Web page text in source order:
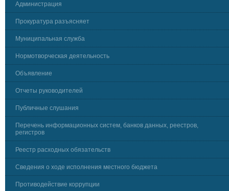
Администрация
Прокуратура разъясняет
Муниципальная служба
Нормотворческая деятельность
Объявление
Отчеты руководителей
Публичные слушания
Перечень информационных систем, банков данных, реестров,
регистров
Реестр расходных обязательств
Сведения о ходе исполнения местного бюджета
Противодействие коррупции